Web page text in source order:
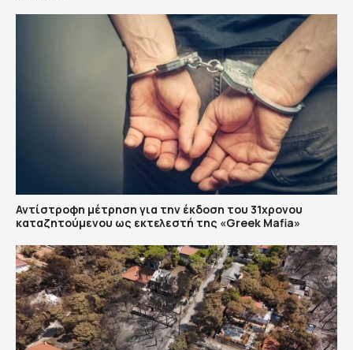
Αντίστροφη μέτρηση για την έκδοση του 31χρονου
καταζητούμενου ως εκτελεστή της «Greek Mafia»